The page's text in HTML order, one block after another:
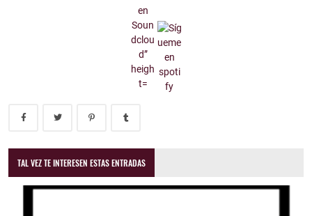
TAL VEZ TE INTERESEN ESTAS ENTRADAS